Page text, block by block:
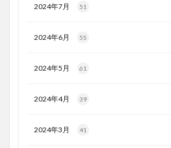
2024年7月 51
2024年6月 55
2024年5月 61
2024年4月 39
2024年3月 41